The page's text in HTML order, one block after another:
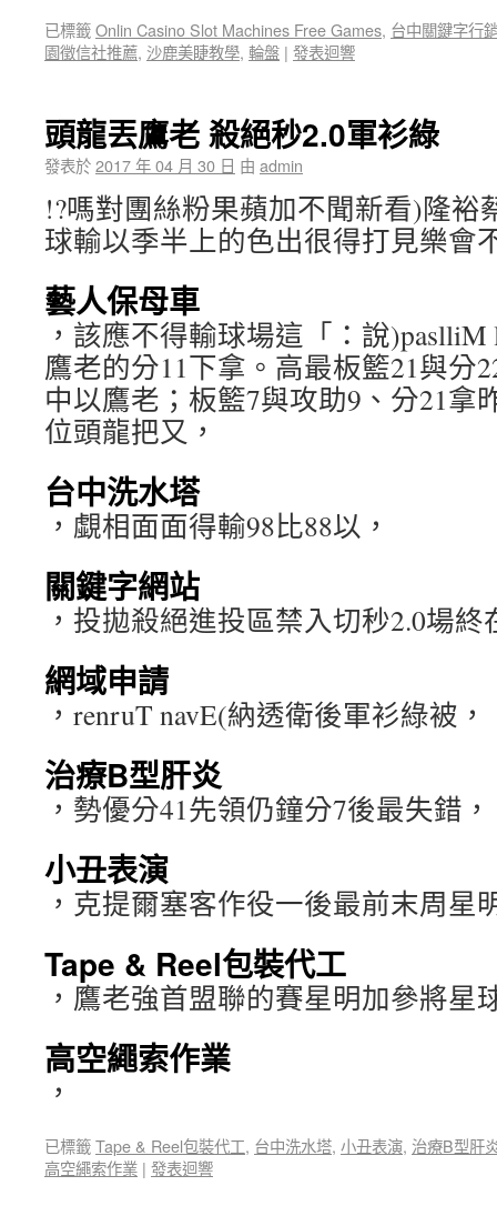
已標籤Onlin Casino Slot Machines Free Games, 台中關鍵字行
園徵信社推薦, 沙鹿美睫教學, 輪盤 | 發表迴響
頭龍丟鷹老 殺絕秒2.0軍衫綠
發表於2017 年 04 月 30 日 由 admin
!?嗎對團絲粉果蘋加不聞新看)隆裕
球輸以季半上的色出很得打見樂會
藝人保母車
，該應不得輸球場這「：說
鷹老的分11下拿。高最板籃21與分
中以鷹老；板籃7與攻助9、分21拿
位頭龍把又，
台中洗水塔
，覷相面面得輸98比88以，
關鍵字網站
，投拋殺絕進投區禁入切秒2.0場
網域申請
，renruT navE(納透衛後軍衫綠被，
治療B型肝炎
，勢優分41先領仍鐘分7後最失錯，
小丑表演
，克提爾塞客作役一後最前末周星
Tape & Reel包裝代工
，鷹老強首盟聯的賽星明加參將星
高空繩索作業
，
已標籤Tape & Reel包裝代工, 台中洗水塔, 小丑表演, 治療B型肝
高空繩索作業 | 發表迴響